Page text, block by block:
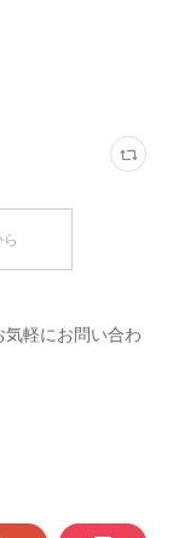
軽にお問い合わ